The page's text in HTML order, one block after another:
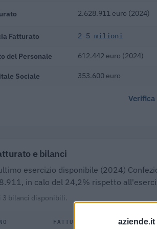
aziende.it
2.628.911 euro (2024)
Fatturato 2-5 milioni
del Personale 612.442 euro (2024)
Sociale 353.600 euro
e bilanci
esercizio disponibile (2024)
in calo del 24,2% rispetto
3 bilanci disponibili.
FATTURATO